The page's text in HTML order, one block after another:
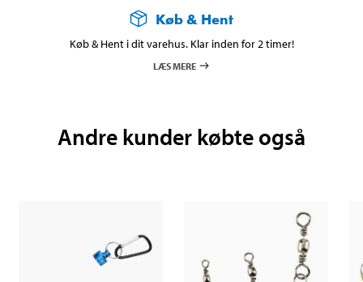
Køb & Hent
Køb & Hent i dit varehus. Klar inden for 2 timer!
LÆS MERE
Andre kunder købte også